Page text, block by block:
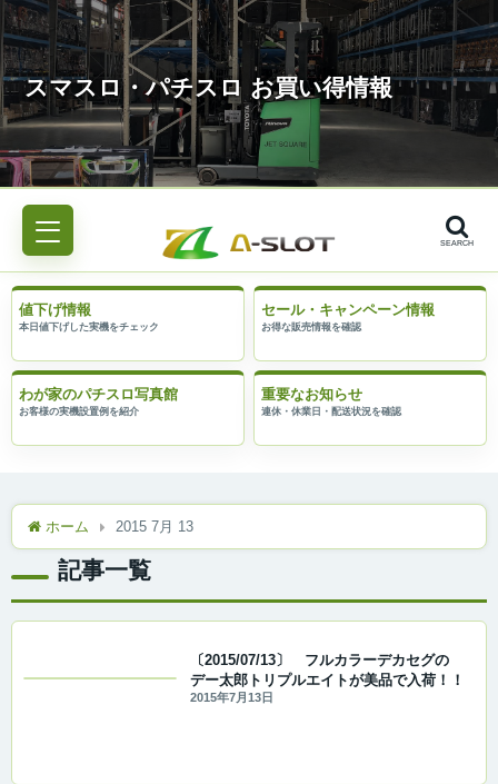
SEARCH
値下げ情報 セール・キャンペーン情報
わが家のパチスロ写真館 重要なお知らせ
ホーム 2015 7月 13
記事一覧
〔2015/07/13〕 フルカラーデカセグの
デー太郎トリプルエイトが美品で入荷！！
2015年7月13日